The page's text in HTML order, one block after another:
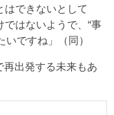
はできないとして
はないようで、“事
ですね」（同）
出発する未来もあ